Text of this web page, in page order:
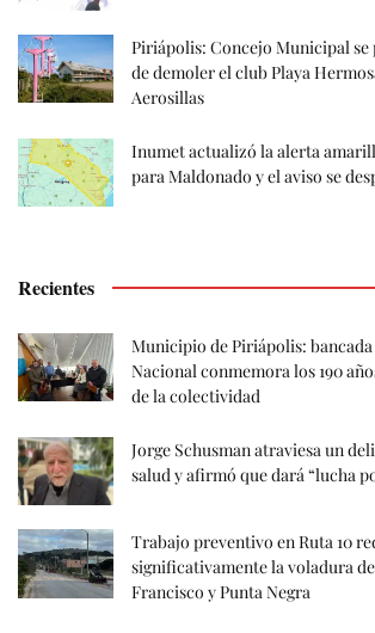
Piriápolis: Concejo Municipal
de demoler el club Playa
Aerosillas
Inumet actualizó la alerta
para Maldonado y el aviso se
Recientes
Municipio de Piriápolis:
Nacional conmemora los 190
de la colectividad
Jorge Schusman atraviesa un
salud y afirmó que dará “lucha
Trabajo preventivo en Ruta 10
significativamente la voladura
Francisco y Punta Negra